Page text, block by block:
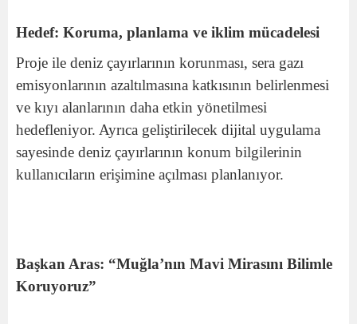
Hedef: Koruma, planlama ve iklim mücadelesi
Proje ile deniz çayırlarının korunması, sera gazı
emisyonlarının azaltılmasına katkısının belirlenmesi
ve kıyı alanlarının daha etkin yönetilmesi
hedefleniyor. Ayrıca geliştirilecek dijital uygulama
sayesinde deniz çayırlarının konum bilgilerinin
kullanıcıların erişimine açılması planlanıyor.
Başkan Aras: “Muğla’nın Mavi Mirasını Bilimle
Koruyoruz”